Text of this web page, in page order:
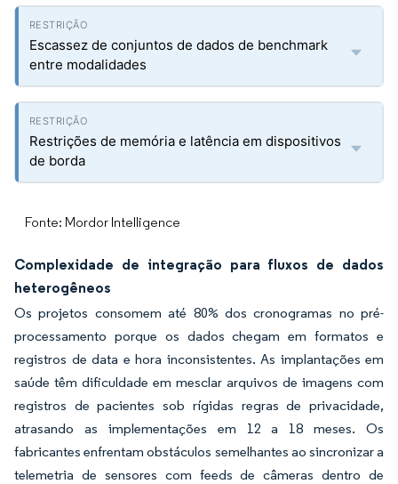
Escassez de conjuntos de dados de benchmark
entre modalidades
Restrições de memória e latência em dispositivos
de borda
Fonte: Mordor Intelligence
Complexidade de integração para fluxos de dados
heterogêneos
Os projetos consomem até 80% dos cronogramas no pré-
processamento porque os dados chegam em formatos e
registros de data e hora inconsistentes. As implantações em
saúde têm dificuldade em mesclar arquivos de imagens com
registros de pacientes sob rígidas regras de privacidade,
atrasando as implementações em 12 a 18 meses. Os
fabricantes enfrentam obstáculos semelhantes ao sincronizar a
telemetria de sensores com feeds de câmeras dentro de